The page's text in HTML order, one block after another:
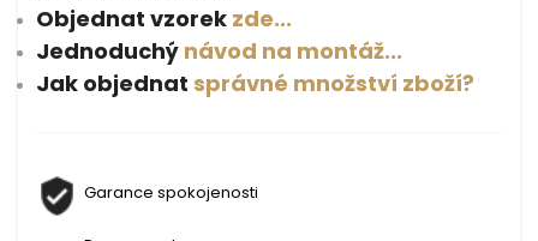
Objednat vzorek zde...
Jednoduchý návod na montáž...
Jak objednat správné množství zboží?
Garance spokojenosti